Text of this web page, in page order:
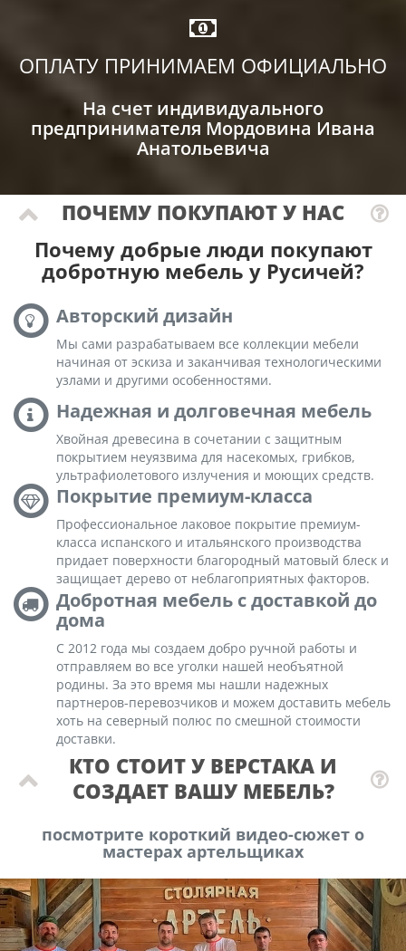
ОПЛАТУ ПРИНИМАЕМ ОФИЦИАЛЬНО
На счет индивидуального
предпринимателя Мордовина Ивана
Анатольевича
ПОЧЕМУ ПОКУПАЮТ У НАС
Почему добрые люди покупают
добротную мебель у Русичей?
Авторский дизайн
Мы сами разрабатываем все коллекции мебели
начиная от эскиза и заканчивая технологическими
узлами и другими особенностями.
Надежная и долговечная мебель
Хвойная древесина в сочетании с защитным
покрытием неуязвима для насекомых, грибков,
ультрафиолетового излучения и моющих средств.
Покрытие премиум-класса
Профессиональное лаковое покрытие премиум-
класса испанского и итальянского производства
придает поверхности благородный матовый блеск и
защищает дерево от неблагоприятных факторов.
Добротная мебель с доставкой до
дома
С 2012 года мы создаем добро ручной работы и
отправляем во все уголки нашей необъятной
родины. За это время мы нашли надежных
партнеров-перевозчиков и можем доставить мебель
хоть на северный полюс по смешной стоимости
доставки.
КТО СТОИТ У ВЕРСТАКА И
СОЗДАЕТ ВАШУ МЕБЕЛЬ?
посмотрите короткий видео-сюжет о
мастерах артельщиках